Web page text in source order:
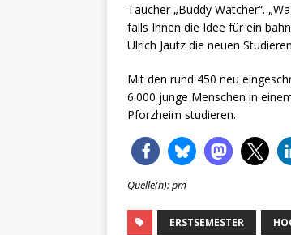
Taucher „Buddy Watcher“.
falls Ihnen die Idee für ein
Ulrich Jautz die neuen
Mit den rund 450 neu
6.000 junge Menschen in
Pforzheim studieren.
Quelle(n): pm
ERSTSEMESTER